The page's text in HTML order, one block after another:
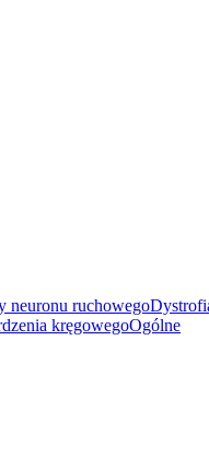
neuronu ruchowego
kręgowegoOgólne